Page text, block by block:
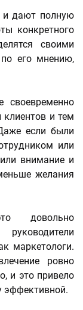
и дают полную
конкретного
своими
его мнению,
клиентов и тем
если были
или
внимание и
желания
довольно
маркетологи.
ровно
и это привело
эффективной.